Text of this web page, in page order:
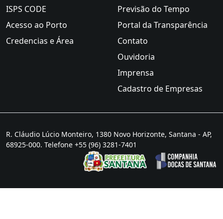
ISPS CODE
Acesso ao Porto
Credencias e Área
Previsão do Tempo
Portal da Transparência
Contato
Ouvidoria
Imprensa
Cadastro de Empresas
R. Cláudio Lúcio Monteiro, 1380 Novo Horizonte, Santana - AP,
68925-000. Telefone +55 (96) 3281-7401